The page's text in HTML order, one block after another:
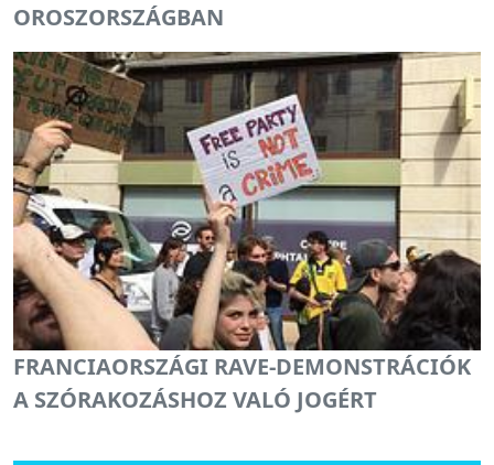
OROSZORSZÁGBAN
FRANCIAORSZÁGI RAVE-DEMONSTRÁCIÓK
A SZÓRAKOZÁSHOZ VALÓ JOGÉRT